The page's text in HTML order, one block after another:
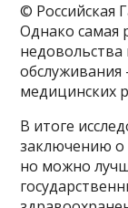
© Российская
Однако самая
медицинских
В итоге
заключению о
но можно